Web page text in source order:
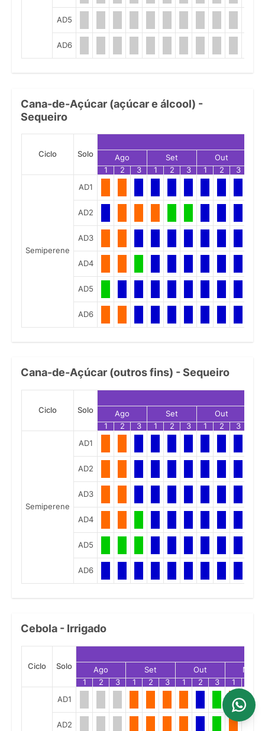
AD5
AD6
Cana-de-Açúcar (açúcar e álcool) -
Sequeiro
Ciclo Solo Ago Set Out
1
2 3 1 2 3 1 2 3
Semiperene
AD1
AD2
AD3
AD4
AD5
AD6
Cana-de-Açúcar (outros fins) - Sequeiro
Ciclo Solo Ago Set Out
1
2 3 1 2 3 1 2 3
Semiperene
AD1
AD2
AD3
AD4
AD5
AD6
Cebola - Irrigado
Ciclo Solo Ago Set Out
Nov
1
2 3 1 2 3 1 2 3 1
AD1
AD2